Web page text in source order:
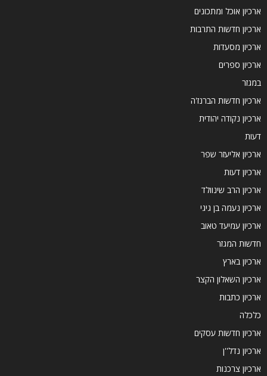
ארכיון אוכל ומתכונים
ארכיון חדשות התרבות
ארכיון מסעדות
ארכיון ספרים
במגזר
ארכיון חדשות הברנז'ה
ארכיון נקודה יהודית
דעות
ארכיון אליעזר שפר
ארכיון דעות
ארכיון הרב שינוולד
ארכיון נעמה בן גיגי
ארכיון עמיעד טאוב
חדשות המגזר
ארכיון בארץ
ארכיון השאלון הקצר
ארכיון כתבות
כלכלה
ארכיון חדשות עסקים
ארכיון נדל''ן
ארכיון צרכנות